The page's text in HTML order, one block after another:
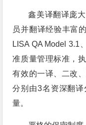
鑫美译翻译庞
员并翻译经验丰富
LISA QA Model 3.1
准质量管理标准，
有效的一译、二改
分别由3名资深翻
量。